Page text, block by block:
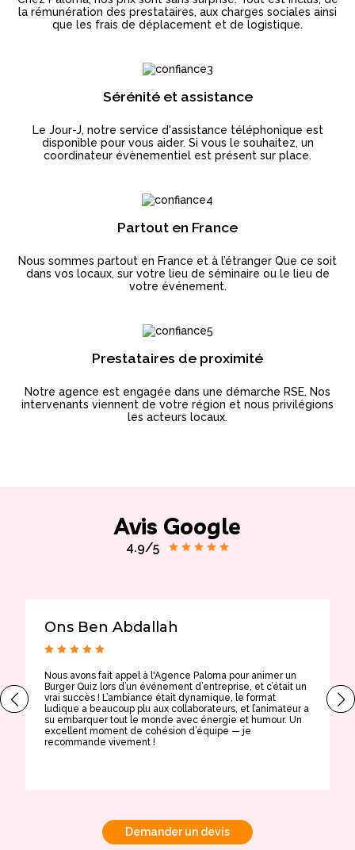
la rémunération des prestataires, aux charges sociales ainsi
que les frais de déplacement et de logistique.
Sérénité et assistance
Le Jour-J, notre service d'assistance téléphonique est
disponible pour vous aider. Si vous le souhaitez, un
coordinateur évènementiel est présent sur place.
Partout en France
Nous sommes partout en France et à l’étranger Que ce soit
dans vos locaux, sur votre lieu de séminaire ou le lieu de
votre événement.
Prestataires de proximité
Notre agence est engagée dans une démarche RSE. Nos
intervenants viennent de votre région et nous privilégions
les acteurs locaux.
Avis Google
4.9/5
Ons Ben Abdallah
Nous avons fait appel à l'Agence Paloma pour animer un
Burger Quiz lors d’un événement d’entreprise, et c’était un
vrai succès ! L’ambiance était dynamique, le format
ludique a beaucoup plu aux collaborateurs, et l’animateur a
su embarquer tout le monde avec énergie et humour. Un
excellent moment de cohésion d’équipe — je
recommande vivement !
Demander un devis